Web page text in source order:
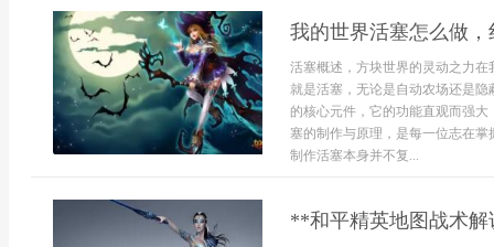
我的世界活塞怎么做
活塞概述，方块世界的灵动之力
就是活塞，无论是自动农场还是
的核心元件，它的功能直观而强
塞的制作与原理，是每一位志在
制作活塞本身并不复...
**和平精英地图战术